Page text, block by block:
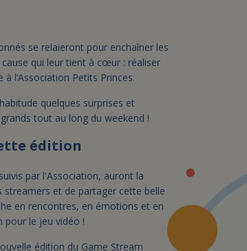
se relaieront pour enchaîner les
qui leur tient à cœur : réaliser
l’Association Petits Princes.
quelques surprises et
tout au long du weekend !
édition
par l'Association, auront la
streamers et de partager cette belle
en rencontres, en émotions et en
pour le jeu vidéo !
édition du Game Stream